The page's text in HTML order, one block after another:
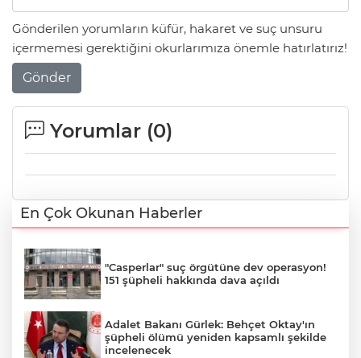
Gönderilen yorumların küfür, hakaret ve suç unsuru
içermemesi gerektiğini okurlarımıza önemle hatırlatırız!
Gönder
Yorumlar (0)
En Çok Okunan Haberler
"Casperlar" suç örgütüne dev operasyon!
151 şüpheli hakkında dava açıldı
Adalet Bakanı Gürlek: Behçet Oktay'ın
şüpheli ölümü yeniden kapsamlı şekilde
incelenecek